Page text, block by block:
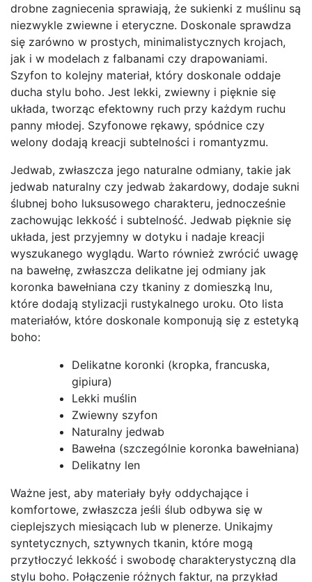
drobne zagniecenia sprawiają, że sukienki z muślinu są
niezwykle zwiewne i eteryczne. Doskonale sprawdza
się zarówno w prostych, minimalistycznych krojach,
jak i w modelach z falbanami czy drapowaniami.
Szyfon to kolejny materiał, który doskonale oddaje
ducha stylu boho. Jest lekki, zwiewny i pięknie się
układa, tworząc efektowny ruch przy każdym ruchu
panny młodej. Szyfonowe rękawy, spódnice czy
welony dodają kreacji subtelności i romantyzmu.
Jedwab, zwłaszcza jego naturalne odmiany, takie jak
jedwab naturalny czy jedwab żakardowy, dodaje sukni
ślubnej boho luksusowego charakteru, jednocześnie
zachowując lekkość i subtelność. Jedwab pięknie się
układa, jest przyjemny w dotyku i nadaje kreacji
wyszukanego wyglądu. Warto również zwrócić uwagę
na bawełnę, zwłaszcza delikatne jej odmiany jak
koronka bawełniana czy tkaniny z domieszką lnu,
które dodają stylizacji rustykalnego uroku. Oto lista
materiałów, które doskonale komponują się z estetyką
boho:
Delikatne koronki (kropka, francuska,
gipiura)
Lekki muślin
Zwiewny szyfon
Naturalny jedwab
Bawełna (szczególnie koronka bawełniana)
Delikatny len
Ważne jest, aby materiały były oddychające i
komfortowe, zwłaszcza jeśli ślub odbywa się w
cieplejszych miesiącach lub w plenerze. Unikajmy
syntetycznych, sztywnych tkanin, które mogą
przytłoczyć lekkość i swobodę charakterystyczną dla
stylu boho. Połączenie różnych faktur, na przykład